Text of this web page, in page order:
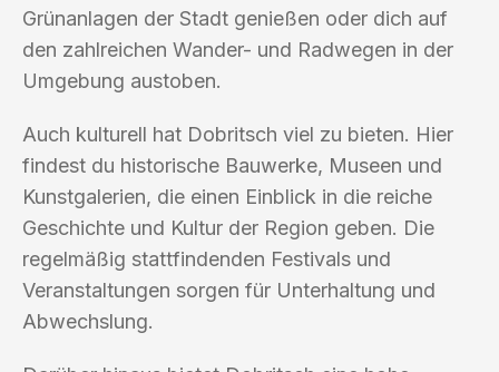
Grünanlagen der Stadt genießen oder dich auf
den zahlreichen Wander- und Radwegen in der
Umgebung austoben.
Auch kulturell hat Dobritsch viel zu bieten. Hier
findest du historische Bauwerke, Museen und
Kunstgalerien, die einen Einblick in die reiche
Geschichte und Kultur der Region geben. Die
regelmäßig stattfindenden Festivals und
Veranstaltungen sorgen für Unterhaltung und
Abwechslung.